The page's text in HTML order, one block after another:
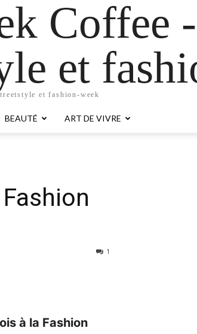
Coffee
et
et fashion-week
BEAUTÉ ART DE VIVRE
1
à la Fashion